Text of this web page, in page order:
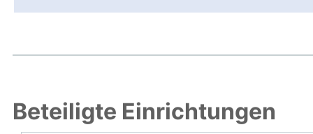
Beteiligte Einrichtungen